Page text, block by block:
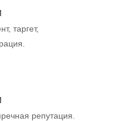
таргет,
репутация.